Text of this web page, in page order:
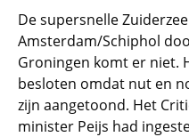
De supersnelle
Amsterdam/Schiphol
Groningen komt er niet.
besloten omdat nut en
zijn aangetoond. Het
minister Peijs had